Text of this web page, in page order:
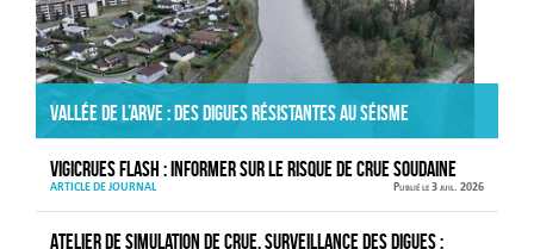
Vallée de l’Arve : des digues résistantes au séisme
VIGICRUES FLASH : informer sur le risque de crue soudaine
ARTICLE DE JOURNAL Publié le 3 juil. 2026
Atelier de simulation de crue, surveillance des digues :